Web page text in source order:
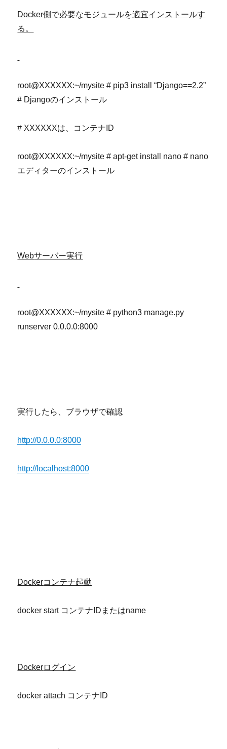
Docker側で必要なモジュールを適宜インストールす
る。
root@XXXXXX:~/mysite # pip3 install “Django==2.2”
# Djangoのインストール
# XXXXXXは、コンテナID
root@XXXXXX:~/mysite # apt-get install nano # nano
エディターのインストール
Webサーバー実行
root@XXXXXX:~/mysite # python3 manage.py
runserver 0.0.0.0:8000
実行したら、ブラウザで確認
http://0.0.0.0:8000
http://localhost:8000
Dockerコンテナ起動
docker start コンテナIDまたはname
Dockerログイン
docker attach コンテナID